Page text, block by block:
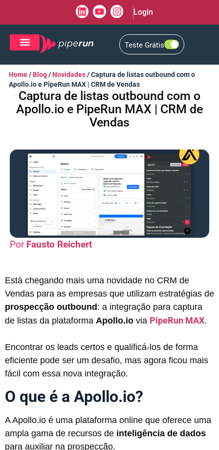
Login
Teste Grátis
Home/ Blog/ Novidades/Captura de listas outbound com o
Apollo.io e PipeRun MAX | CRM de Vendas
Captura de listas outbound com o
Apollo.io e PipeRun MAX | CRM de
Vendas
Fausto Reichert
Está chegando mais uma novidade no CRM de
Vendas para as empresas que utilizam estratégias de
prospecção outbound: a integração para captura
de listas da plataforma Apollo.io via PipeRun MAX.
Encontrar os leads certos e qualificá-los de forma
eficiente pode ser um desafio, mas agora ficou mais
fácil com essa nova integração.
O que é a Apollo.io?
A Apollo.io é uma plataforma online que oferece uma
ampla gama de recursos de inteligência de dados
para auxiliar na prospecção.